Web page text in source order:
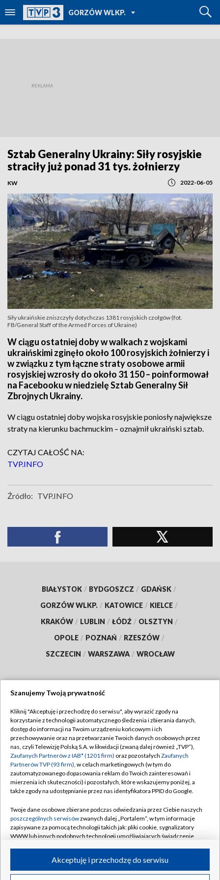
GORZÓW WLKP.
TVP REGIONY
Sztab Generalny Ukrainy: Siły rosyjskie
straciły już ponad 31 tys. żołnierzy
KW 2022-06-05
Siły ukraińskie zniszczyły dotychczas 1381 rosyjskich czołgów (fot.
FB/General Staff of the Armed Forces of Ukraine)
W ciągu ostatniej doby w walkach z wojskami
ukraińskimi zginęło około 100 rosyjskich żołnierzy i
w związku z tym łączne straty osobowe armii
rosyjskiej wzrosły do około 31 150 – poinformował
na Facebooku w niedzielę Sztab Generalny Sił
Zbrojnych Ukrainy.
W ciągu ostatniej doby wojska rosyjskie poniosły największe
straty na kierunku bachmuckim – oznajmił ukraiński sztab.
CZYTAJ CAŁOŚĆ NA:
TVP.INFO
Źródło: TVP.INFO
BIAŁYSTOK / BYDGOSZCZ / GDAŃSK /
GORZÓW WLKP. / KATOWICE / KIELCE /
KRAKÓW / LUBLIN / ŁÓDŹ / OLSZTYN /
OPOLE / POZNAŃ / RZESZÓW /
SZCZECIN / WARSZAWA / WROCŁAW
TVP
Abonament TVP
Emisja w TVP
Centrum informacji TVP
Naziemna Telewizja Cyfrowa
Rada Programowa
System NOS
Informacje o nadawcy
Program dla prasy
Regulamin TVP
Polityka prywatności
Moje zgody
Pomoc
Kontakt
Kanały
©2026 Telewizja Polska S.A. w likwidacji
Szanujemy Twoją prywatność
Kliknij "Akceptuję i przechodzę do serwisu", aby wyrazić zgody na
korzystanie z technologii automatycznego śledzenia i zbierania danych,
dostęp do informacji na Twoim urządzeniu końcowym i ich
przechowywanie oraz na przetwarzanie Twoich danych osobowych przez
nas, czyli Telewizję Polską S.A. w likwidacji (zwaną dalej również „TVP”),
Zaufanych Partnerów z IAB* (1201 firm) oraz pozostałych Zaufanych
Partnerów TVP (93 firm), w celach marketingowych (w tym do
zautomatyzowanego dopasowania reklam do Twoich zainteresowań i
mierzenia ich skuteczności) i pozostałych, które wskazujemy poniżej, a
także zgody na udostępnianie przez nas identyfikatora PPID do Google.
Twoje dane osobowe zbierane podczas odwiedzania przez Ciebie naszych
poszczególnych serwisówzwanych dalej „Portalem”, w tym informacje
zapisywane za pomocą technologii takich jak: pliki cookie, sygnalizatory
WWW lub innych podobnych technologii umożliwiających świadczenie
ruchu w Internecie.Akceptuję i przechodzę do serwisu